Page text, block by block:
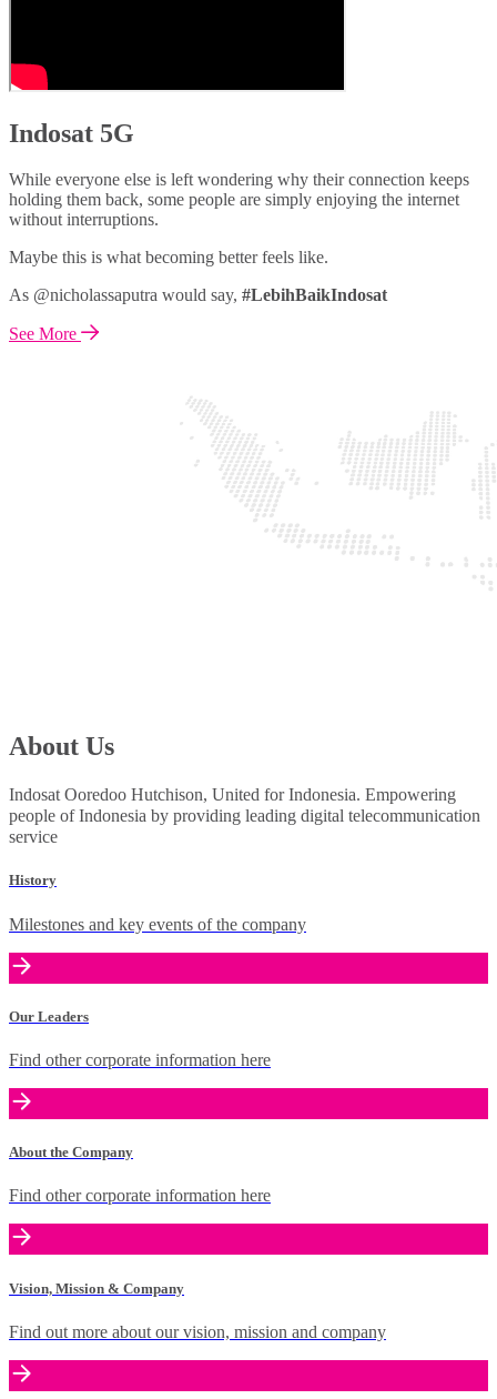
Indosat 5G
While everyone else is left wondering why their connection keeps
holding them back, some people are simply enjoying the internet
without interruptions.
Maybe this is what becoming better feels like.
As @nicholassaputra would say, #LebihBaikIndosat
See More
About Us
Indosat Ooredoo Hutchison, United for Indonesia. Empowering
people of Indonesia by providing leading digital telecommunication
service
History
Milestones and key events of the company
Our Leaders
Find other corporate information here
About the Company
Find other corporate information here
Vision, Mission & Company
Find out more about our vision, mission and company